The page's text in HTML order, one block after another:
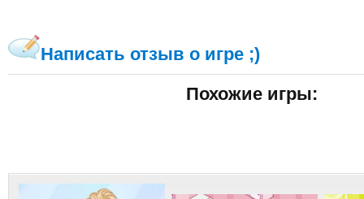
Написать отзыв о игре ;)
Похожие игры: